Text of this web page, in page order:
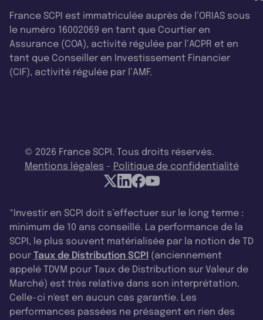
France SCPI est immatriculée auprès de l’ORIAS sous
le numéro 16002069 en tant que Courtier en
Assurance (COA), activité régulée par l’ACPR et en
tant que Conseiller en Investissement Financier
(CIF), activité régulée par l’AMF.
© 2026 France SCPI. Tous droits réservés.
Mentions légales - Politique de confidentialité
*Investir en SCPI doit s’effectuer sur le long terme :
minimum de 10 ans conseillé. La performance de la
SCPI, le plus souvent matérialisée par la notion de TD
pour Taux de Distribution SCPI (anciennement
appelé TDVM pour Taux de Distribution sur Valeur de
Marché) est très relative dans son interprétation.
Celle-ci n'est en aucun cas garantie. Les
performances passées ne présagent en rien des